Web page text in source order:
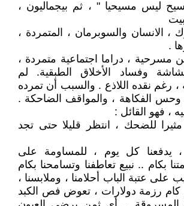
ليس مسيحيا " ، ثم بيجماليون ،
، الانسان والسوبرمان ، المتمردة ،
.
، دراما اجتماعية متمردة ،
وفساد الأخلاق الطبقية. لم
رغم نقده اللاذع . والسبب أن تمرده
وحس الفكاهة ، والمواقف الضاحكة .
، فهو القائل :
للضحك ، انتظر قليلا حتى تجد
يدفعنا كل يوم ، للمساومة على
بكام .. نبيع تعاطفنا وتسامحنا بكام
عتبة الباب أحلامنا ، وملابسنا ،
كام رزمة دولارات ، تعوض فص الكبد